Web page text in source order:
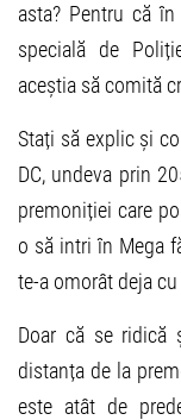
asta? Pentru că
specială de
aceștia să comită
Stați să explic și
DC, undeva prin
premoniției care
o să intri în Mega
te-a omorât deja
Doar că se ridică
distanța de la
este atât de